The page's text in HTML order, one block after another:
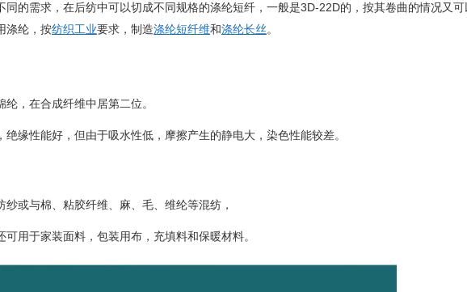
同的需求，在后纺中可以切成不同规格的涤纶短纤，一般是3D-22D的，按其卷曲的情况又
涤纶，按纺织工业要求，制造涤纶短纤维和涤纶长丝。
，在合成纤维中居第二位。
缘性能好，但由于吸水性低，摩擦产生的静电大，染色性能较差。
或与棉、粘胶纤维、麻、毛、维纶等混纺，
用于家装面料，包装用布，充填料和保暖材料。